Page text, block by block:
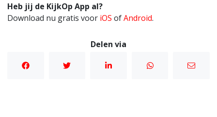
Heb jij de KijkOp App al?
Download nu gratis voor iOS ofAndroid.
Delen via